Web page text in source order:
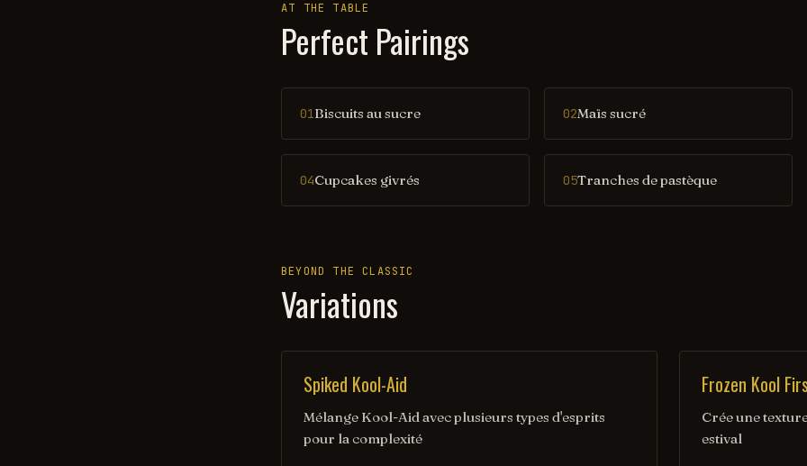
AT THE TABLE
Perfect Pairings
01Biscuits au sucre 02Maïs sucré
04Cupcakes givrés 05Tranches de pastèque
BEYOND THE CLASSIC
Variations
Spiked Kool-Aid
Mélange Kool-Aid avec plusieurs types d'esprits
pour la complexité
Frozen Kool
Crée une
estival